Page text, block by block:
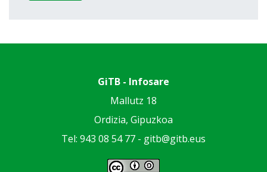
GiTB - Infosare
Mallutz 18
Ordizia, Gipuzkoa
Tel: 943 08 54 77 - gitb@gitb.eus